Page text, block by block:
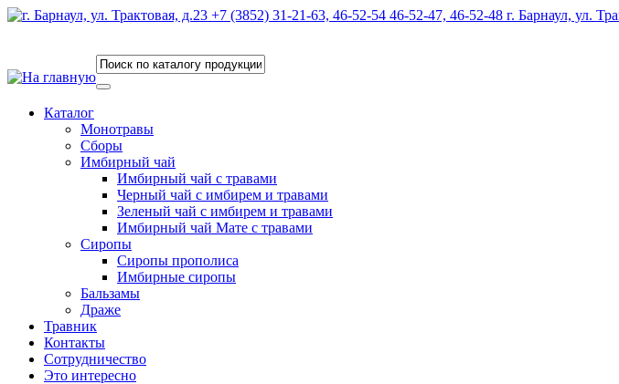
г. Барнаул, ул.
Каталог
Монотравы
Сборы
Имбирный чай
Имбирный чай с травами
Черный чай с имбирем и травами
Зеленый чай с имбирем и травами
Имбирный чай Мате с травами
Сиропы
Сиропы прополиса
Имбирные сиропы
Бальзамы
Драже
Травник
Контакты
Сотрудничество
Это интересно